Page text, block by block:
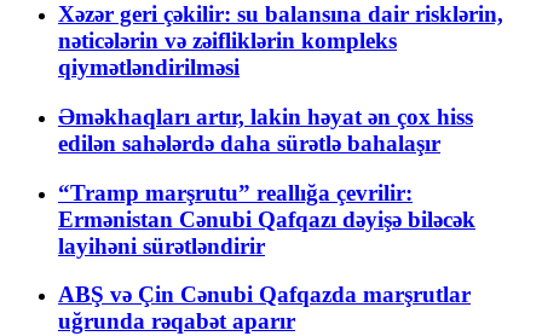
Xəzər geri çəkilir: su balansına dair risklərin,
nəticələrin və zəifliklərin kompleks
qiymətləndirilməsi
Əməkhaqları artır, lakin həyat ən çox hiss
edilən sahələrdə daha sürətlə bahalaşır
“Tramp marşrutu” reallığa çevrilir:
Ermənistan Cənubi Qafqazı dəyişə biləcək
layihəni sürətləndirir
ABŞ və Çin Cənubi Qafqazda marşrutlar
uğrunda rəqabət aparır